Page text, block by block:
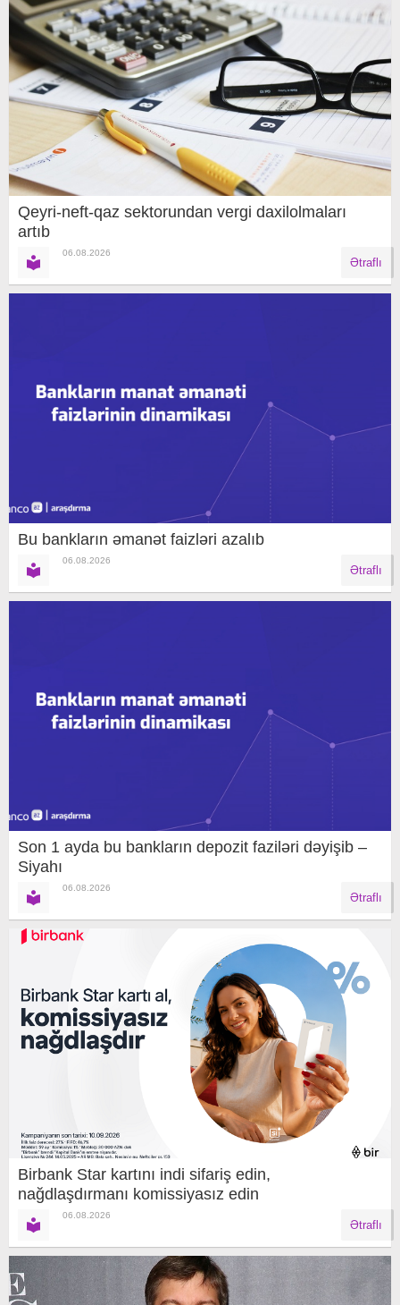
Qeyri-neft-qaz sektorundan vergi daxilolmaları
artıb
06.08.2026
Ətraflı
Bu bankların əmanət faizləri azalıb
06.08.2026
Ətraflı
Son 1 ayda bu bankların depozit faziləri dəyişib –
Siyahı
06.08.2026
Ətraflı
Birbank Star kartını indi sifariş edin,
nağdlaşdırmanı komissiyasız edin
06.08.2026
Ətraflı